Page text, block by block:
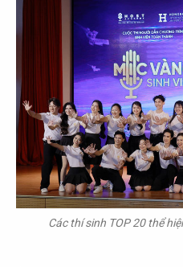
Các thí sinh TOP 20 thể